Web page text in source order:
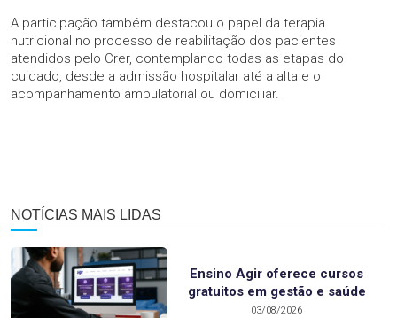
A participação também destacou o papel da terapia
nutricional no processo de reabilitação dos pacientes
atendidos pelo Crer, contemplando todas as etapas do
cuidado, desde a admissão hospitalar até a alta e o
acompanhamento ambulatorial ou domiciliar.
NOTÍCIAS MAIS LIDAS
Ensino Agir oferece cursos
gratuitos em gestão e saúde
03/08/2026